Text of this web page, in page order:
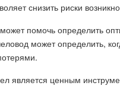
снизить риски
помочь определить
может определить,
является ценным